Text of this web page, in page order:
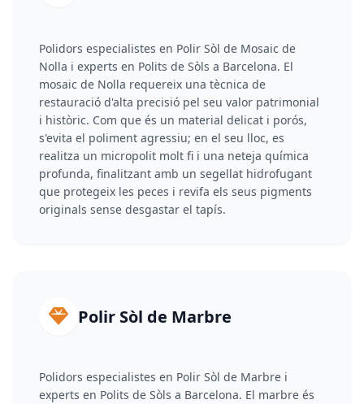
Polidors especialistes en Polir Sòl de Mosaic de
Nolla i experts en Polits de Sòls a Barcelona. El
mosaic de Nolla requereix una tècnica de
restauració d'alta precisió pel seu valor patrimonial
i històric. Com que és un material delicat i porós,
s'evita el poliment agressiu; en el seu lloc, es
realitza un micropolit molt fi i una neteja química
profunda, finalitzant amb un segellat hidrofugant
que protegeix les peces i revifa els seus pigments
originals sense desgastar el tapís.
Polir Sòl de Marbre
Polidors especialistes en Polir Sòl de Marbre i
experts en Polits de Sòls a Barcelona. El marbre és